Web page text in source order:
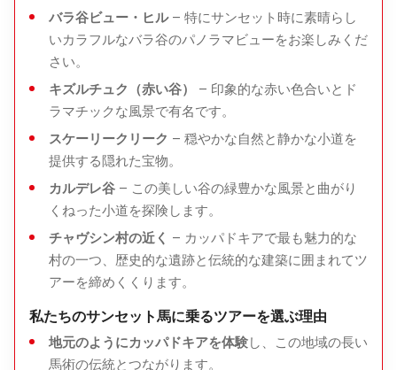
オプションの飲み物が利用できます。
7. ホテルへのドロップオフ
宿泊ホテルへの移動（予約がある場合）
ツアー終了
ツアーの所要時間
2時間、午後遅くまたは夕日の体験に最適。
ハイライト
妖精の煙突やカッパドキアの象徴的な風景
バラ谷ビュー・ヒル– 特にサンセット時に素晴らし
いカラフルなバラ谷のパノラマビューをお楽しみくだ
さい。
キズルチュク（赤い谷）
– 印象的な赤い色合いとド
ラマチックな風景で有名です。
スケーリークリーク – 穏やかな自然と静かな小道を
提供する隠れた宝物。
カルデレ谷 – この美しい谷の緑豊かな風景と曲がり
くねった小道を探険します。
チャヴシン村の近く – カッパドキアで最も魅力的な
村の一つ、歴史的な遺跡と伝統的な建築に囲まれてツ
アーを締めくくります。
私たちのサンセット馬に乗るツアーを選ぶ理由
地元のようにカッパドキアを体験し、この地域の長い
馬術の伝統とつながります。